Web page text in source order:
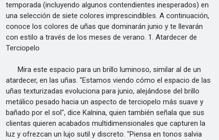
temporada (incluyendo algunos contendientes inesperados) en
una selección de siete colores imprescindibles. A continuación,
conoce los colores de uñas que dominarán junio y te llevarán
con estilo a través de los meses de verano. 1. Atardecer de
Terciopelo
Mira este espacio para un brillo luminoso, similar al de un
atardecer, en las uñas. "Estamos viendo cómo el espacio de las
uñas texturizadas evoluciona para junio, alejándose del brillo
metálico pesado hacia un aspecto de terciopelo más suave y
bañado por el sol", dice Kalnina, quien también señala que sus
clientas quieren acabados multidimensionales que capturen la
luz y ofrezcan un lujo sutil y discreto. "Piensa en tonos salvia